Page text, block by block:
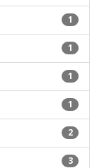
1
1
1
1
2
3